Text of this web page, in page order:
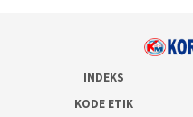
INDEKS
KODE ETIK